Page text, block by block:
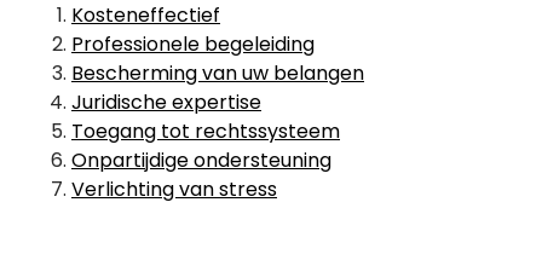
Kosteneffectief
Professionele begeleiding
Bescherming van uw belangen
Juridische expertise
Toegang tot rechtssysteem
Onpartijdige ondersteuning
Verlichting van stress